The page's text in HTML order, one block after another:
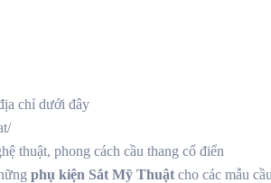
chỉ dưới đây
thuật, phong cách cầu thang cổ điển
phụ kiện Sắt Mỹ Thuật cho các mẫu